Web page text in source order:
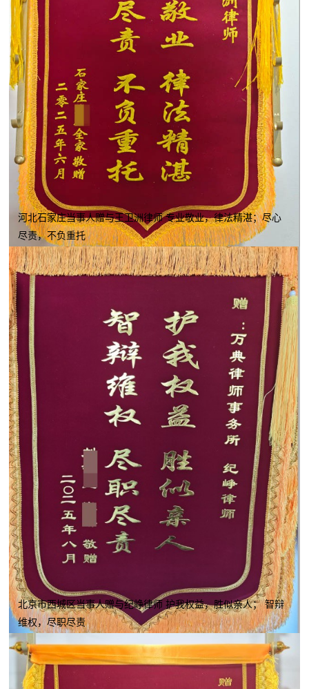
河北石家庄当事人赠与王卫洲律师 专业敬业，律法精湛；尽心
尽责，不负重托
北京市西城区当事人赠与纪峥律师 护我权益，胜似亲人； 智辩
维权，尽职尽责